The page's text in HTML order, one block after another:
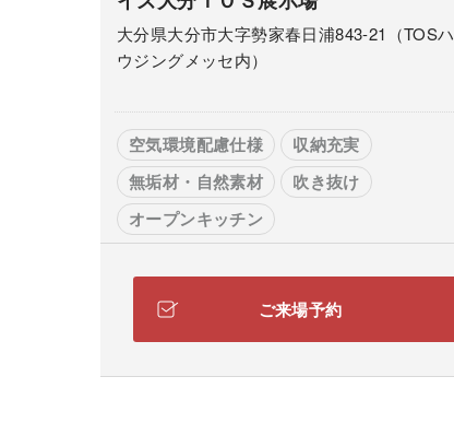
大分県大分市大字勢家春日浦843-21（TOSハ
ウジングメッセ内）
空気環境配慮仕様
収納充実
無垢材・自然素材
吹き抜け
オープンキッチン
ご来場予約